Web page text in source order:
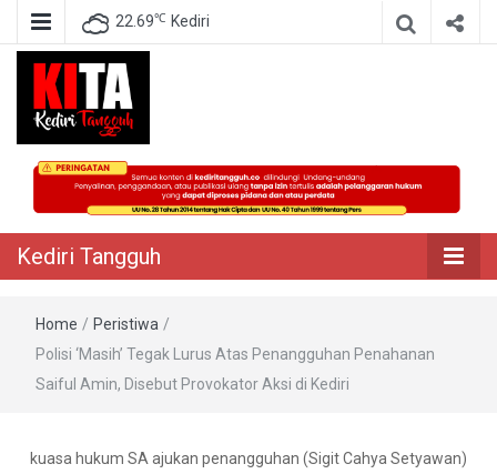
22.69℃ Kediri
Kediri Tangguh
Berita Akurat Terpercaya
Kediri Tangguh
Home / Peristiwa /
Polisi ‘Masih’ Tegak Lurus Atas Penangguhan Penahanan
Saiful Amin, Disebut Provokator Aksi di Kediri
kuasa hukum SA ajukan penangguhan (Sigit Cahya Setyawan)